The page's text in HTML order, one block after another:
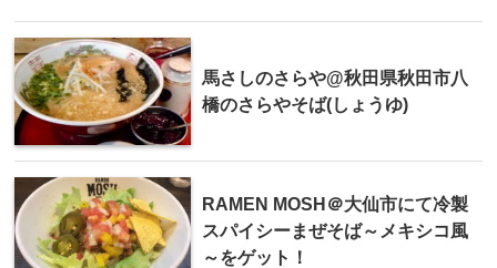
馬さしのさらや@秋田県秋田市八
橋のさらやそば(しょうゆ)
RAMEN MOSH＠大仙市にて冷製
スパイシーまぜそば～メキシコ風
～をゲット！